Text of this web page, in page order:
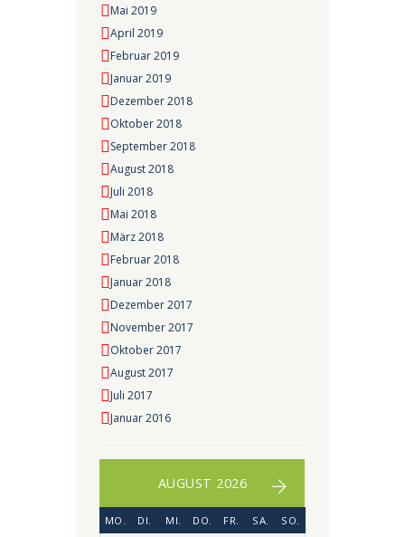
Mai 2019
April 2019
Februar 2019
Januar 2019
Dezember 2018
Oktober 2018
September 2018
August 2018
Juli 2018
Mai 2018
März 2018
Februar 2018
Januar 2018
Dezember 2017
November 2017
Oktober 2017
August 2017
Juli 2017
Januar 2016
AUGUST 2026
MO. DI. MI. DO. FR. SA. SO.